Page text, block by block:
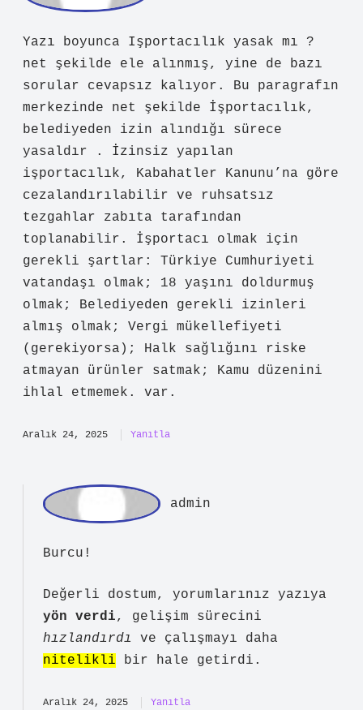
ihlal etmemek.
Aralık 14, 2025 Yanıtla
admin
Ilgaz!
Tam uyum sağlamasam da katkınız için
minnettarım
Aralık 14, 2025 Yanıtla
net şekilde ele alınmış, yine de bazı
sorular cevapsız kalıyor. Bu paragrafın
belediyeden izin alındığı sürece
işportacılık, Kabahatler Kanunu’na göre
cezalandırılabilir ve ruhsatsız
tezgahlar zabıta tarafından
toplanabilir. İşportacı olmak için